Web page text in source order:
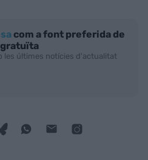
com a font preferida de
gratuïta
les últimes notícies d'actualitat